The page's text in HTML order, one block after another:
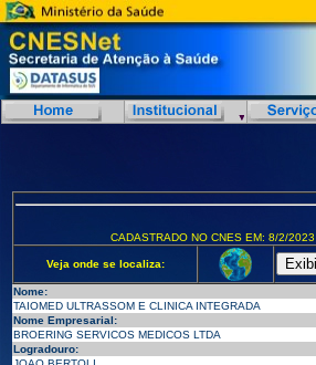
CADASTRADO NO CNES EM: 8/2/2023
Veja onde se localiza:
Nome:
TAIOMED ULTRASSOM E CLINICA INTEGRADA
Nome Empresarial:
BROERING SERVICOS MEDICOS LTDA
Logradouro: